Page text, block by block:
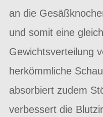
an die
und somit eine
Gewichtsverteilung
herkömmliche
absorbiert zudem
verbessert die